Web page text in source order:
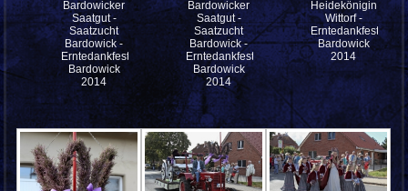
Bardowicker
Saatgut -
Saatzucht
Bardowick -
Erntedankfestes
Bardowick
2014
Bardowicker
Saatgut -
Saatzucht
Bardowick -
Erntedankfestes
Bardowick
2014
Heidekönigin
Wittorf -
Erntedankfestes
Bardowick
2014